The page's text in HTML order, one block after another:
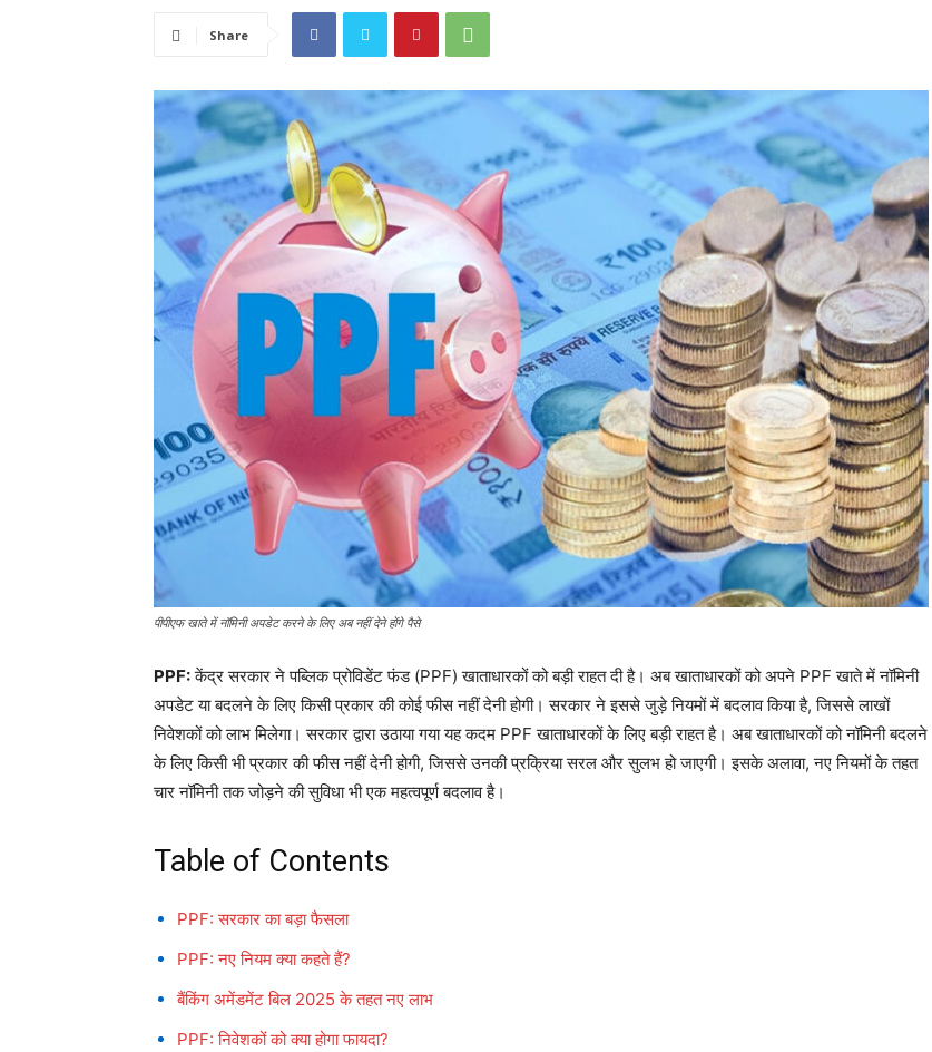
Share
पीपीएफ खाते में नॉमिनी अपडेट करने के लिए अब नहीं देने होंगे पैसे
PPF:केंद्र सरकार ने पब्लिक प्रोविडेंट फंड (PPF) खाताधारकों को बड़ी राहत दी है। अब खाताधारकों को अपने PPF खाते में नॉमिनी
अपडेट या बदलने के लिए किसी प्रकार की कोई फीस नहीं देनी होगी। सरकार ने इससे जुड़े नियमों में बदलाव किया है, जिससे लाखों
निवेशकों को लाभ मिलेगा। सरकार द्वारा उठाया गया यह कदम PPF खाताधारकों के लिए बड़ी राहत है। अब खाताधारकों को नॉमिनी बदलने
के लिए किसी भी प्रकार की फीस नहीं देनी होगी, जिससे उनकी प्रक्रिया सरल और सुलभ हो जाएगी। इसके अलावा, नए नियमों के तहत
चार नॉमिनी तक जोड़ने की सुविधा भी एक महत्वपूर्ण बदलाव है।
Table of Contents
PPF: सरकार का बड़ा फैसला
PPF: नए नियम क्या कहते हैं?
बैंकिंग अमेंडमेंट बिल 2025 के तहत नए लाभ
PPF: निवेशकों को क्या होगा फायदा?